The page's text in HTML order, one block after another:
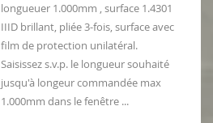
longueuer 1.000mm , surface 1.4301
IIID brillant, pliée 3-fois, surface avec
film de protection unilatéral.
Saisissez s.v.p. le longueur souhaité
jusqu'à longeur commandée max
1.000mm dans le fenêtre ...